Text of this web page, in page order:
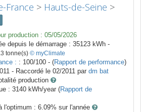
France > Hauts-de-Seine >
production : 05/05/2026
depuis le démarrage : 35123 kWh -
tonne(s) © myClimate
: : 100/100 - (Rapport de performance)
- Raccordé le 02/2011 par dm bat
production
: 3140 kWh/year (Rapport de
l'optimum : 6.09% sur l'année